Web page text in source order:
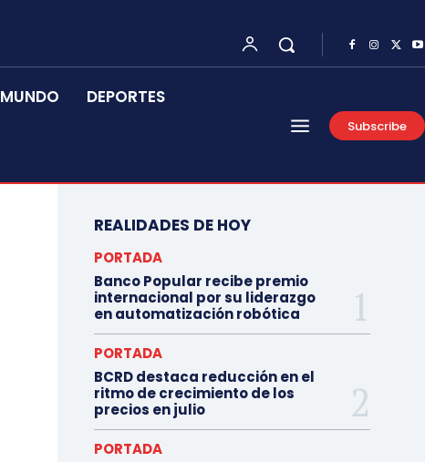
MUNDO DEPORTES
Subscribe
REALIDADES DE HOY
PORTADA
Banco Popular recibe premio
internacional por su liderazgo
en automatización robótica
PORTADA
BCRD destaca reducción en el
ritmo de crecimiento de los
precios en julio
PORTADA